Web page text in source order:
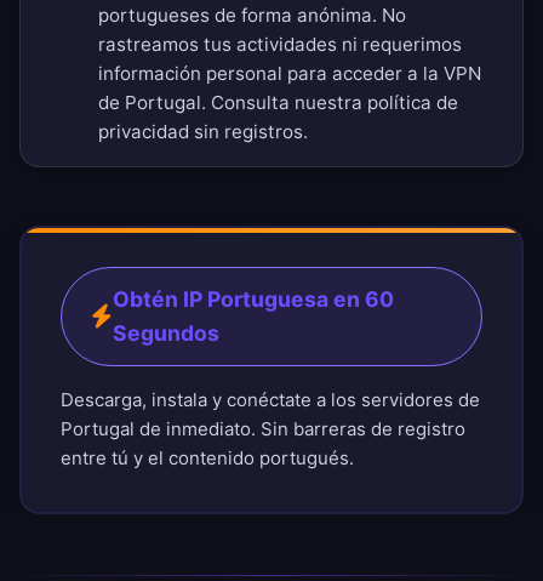
portugueses de forma anónima. No
rastreamos tus actividades ni requerimos
información personal para acceder a la VPN
de Portugal. Consulta nuestra política de
privacidad sin registros.
Obtén IP Portuguesa en 60
Segundos
Descarga, instala y conéctate a los servidores de
Portugal de inmediato. Sin barreras de registro
entre tú y el contenido portugués.